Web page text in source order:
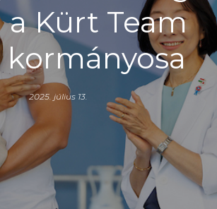
a Kürt Team
kormányosa
2025. július 13.